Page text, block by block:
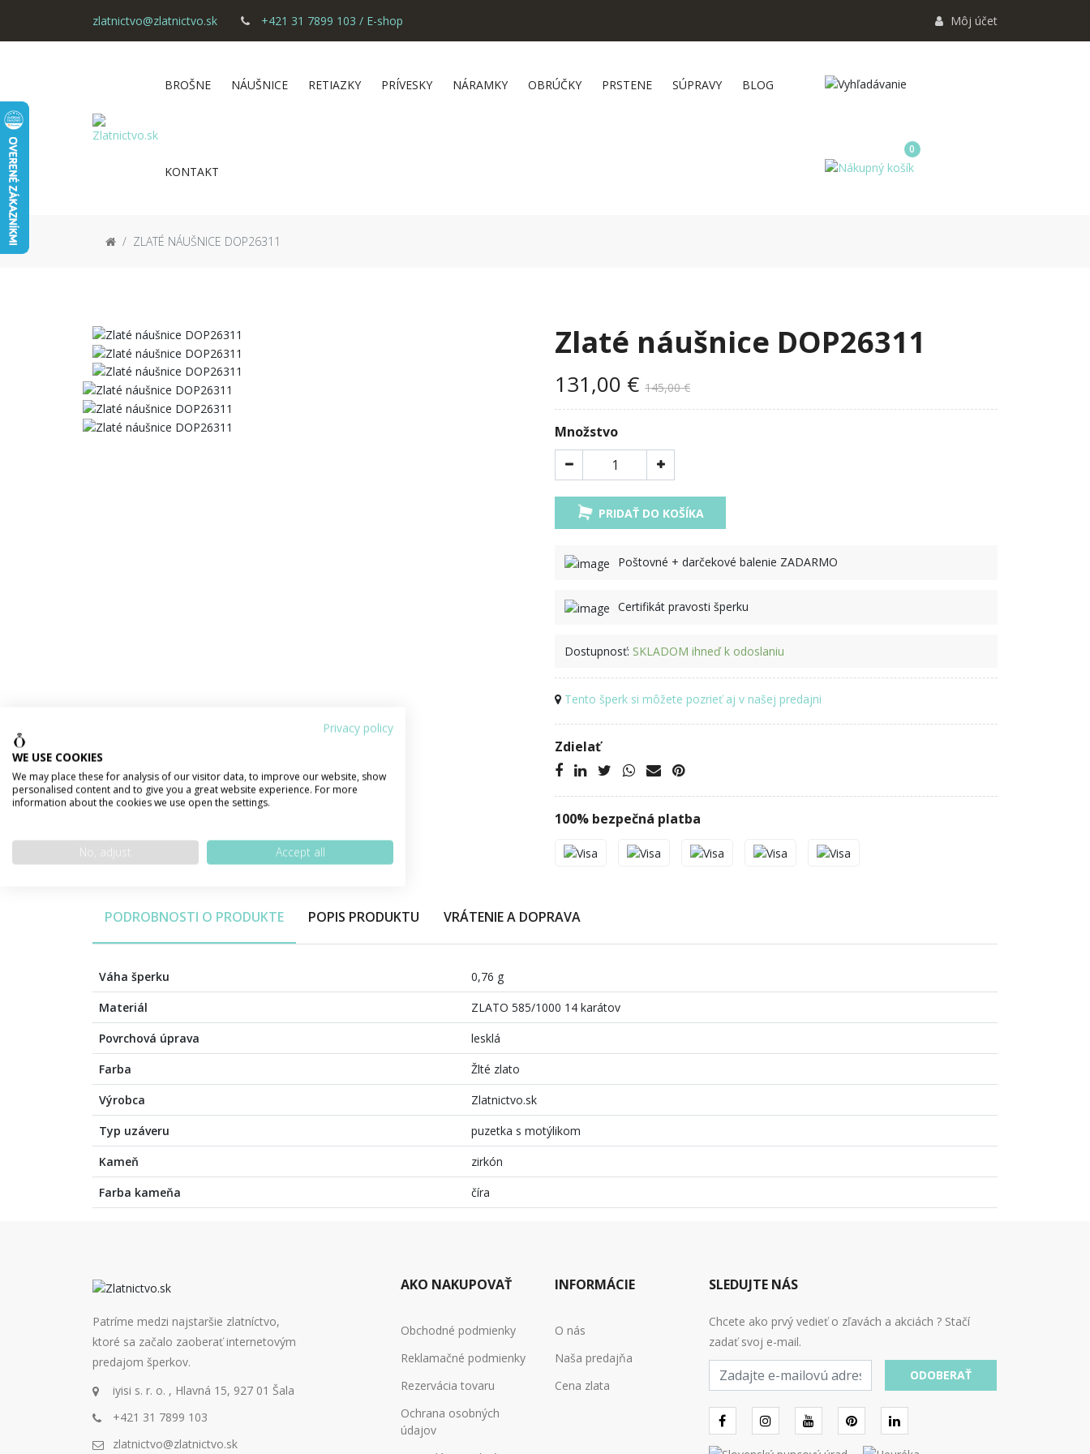
zlatnictvo@zlatnictvo.sk +421 31 7899 103 / E-shop Môj účet
BROŠNE NÁUŠNICE RETIAZKY PRÍVESKY NÁRAMKY OBRÚČKY PRSTENE SÚPRAVY BLOG
KONTAKT
0
ZLATÉ NÁUŠNICE DOP26311
Zlaté náušnice DOP26311
131,00 € 145,00 €
Množstvo
PRIDAŤ DO KOŠÍKA
Poštovné + darčekové balenie ZADARMO
Certifikát pravosti šperku
Dostupnosť: SKLADOM ihneď k odoslaniu
Tento šperk si môžete pozrieť aj v našej predajni
Zdielať
100% bezpečná platba
PODROBNOSTI O PRODUKTE POPIS PRODUKTU VRÁTENIE A DOPRAVA
Váha šperku
0,76 g
Materiál
ZLATO 585/1000 14 karátov
Povrchová úprava
lesklá
Farba
Žlté zlato
Výrobca
Zlatnictvo.sk
Typ uzáveru
puzetka s motýlikom
Kameň
zirkón
Farba kameňa
číra
Patríme medzi najstaršie zlatníctvo,
ktoré sa začalo zaoberať internetovým
predajom šperkov.
iyisi s. r. o. , Hlavná 15, 927 01 Šala
+421 31 7899 103
zlatnictvo@zlatnictvo.sk
AKO NAKUPOVAŤ
Obchodné podmienky
Reklamačné podmienky
Rezervácia tovaru
Ochrana osobných
údajov
INFORMÁCIE
O nás
Naša predajňa
Cena zlata
SLEDUJTE NÁS
Chcete ako prvý vedieť o zľavách a akciách ? Stačí
zadať svoj e-mail.
mail
ODOBERAŤ
Privacy policy
WE USE COOKIES
We may place these for analysis of our visitor data, to improve our website, show
personalised content and to give you a great website experience. For more
information about the cookies we use open the settings.
No, adjust Accept all